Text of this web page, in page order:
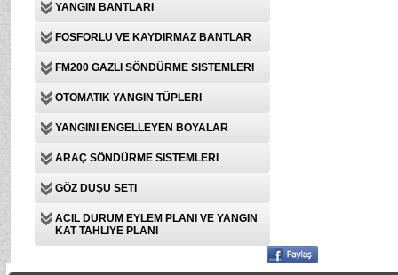
YANGIN BANTLARI
FOSFORLU VE KAYDIRMAZ BANTLAR
FM200 GAZLI SÖNDÜRME SISTEMLERI
OTOMATIK YANGIN TÜPLERI
YANGINI ENGELLEYEN BOYALAR
ARAÇ SÖNDÜRME SISTEMLERI
GÖZ DUŞU SETI
ACIL DURUM EYLEM PLANI VE YANGIN
KAT TAHLIYE PLANI